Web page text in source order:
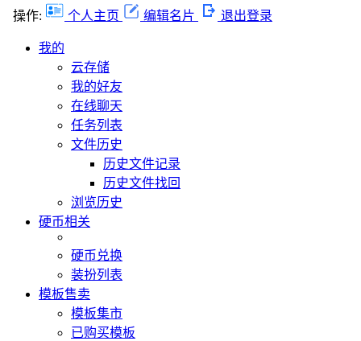
操作: 个人主页 编辑名片 退出登录
我的
云存储
我的好友
在线聊天
任务列表
文件历史
历史文件记录
历史文件找回
浏览历史
硬币相关
硬币兑换
装扮列表
模板售卖
模板集市
已购买模板